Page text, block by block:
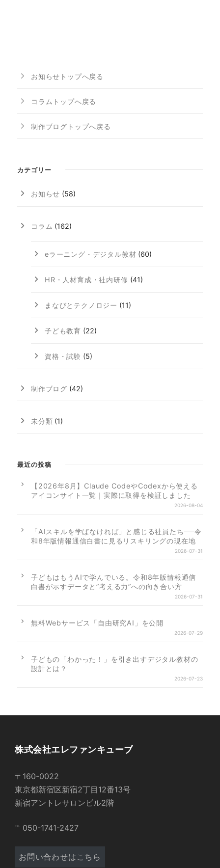
お知らせトップへ戻る
コラムトップへ戻る
制作ブログトップへ戻る
カテゴリー
お知らせ (58)
コラム (162)
eラーニング・デジタル教材 (60)
HR・人材育成・社内研修 (41)
まなびとテクノロジー (11)
子ども教育 (22)
資格・試験 (5)
制作ブログ (42)
未分類 (1)
最近の投稿
【2026年8月】Claude CodeやCodexから使える
アイコンサイト一覧｜実際に取得を検証しました
2026-08-04
「AIスキルを学ばなければ」と感じる社員たち──令
和8年版情報通信白書に見るリスキリングの現在地
2026-07-31
子どもはもうAIで学んでいる。令和8年版情報通信
白書が示すデータと”考える力”への向き合い方
2026-07-31
無料Webサービス「自由研究AI」を公開
2026-07-29
子どもの「わかった！」を引き出すデジタル教材の
設計とは？
2026-07-23
株式会社エレファンキューブ
〒160-0022
東京都新宿区新宿2丁目12番13号
新宿アントレサロンビル2階
℡ 050-1741-2427
お問い合わせはこちら